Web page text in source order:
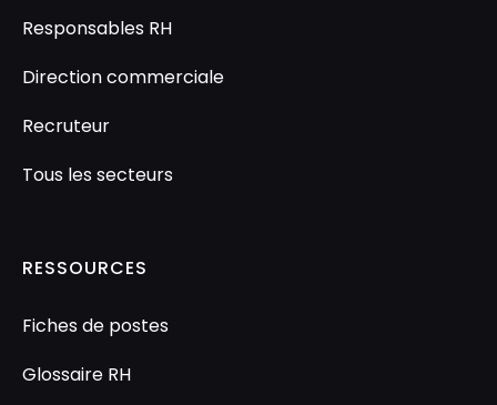
Responsables RH
Direction commerciale
Recruteur
Tous les secteurs
RESSOURCES
Fiches de postes
Glossaire RH